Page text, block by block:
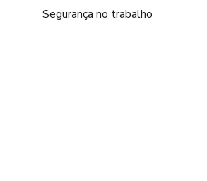
Segurança no trabalho